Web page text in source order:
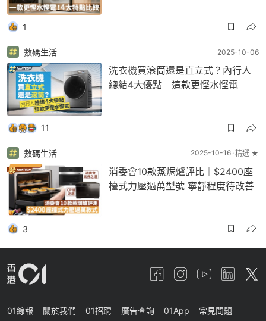
1
數碼生活 2025-10-06
洗衣機買滾筒還是直立式？內行人
總結4大優點 這款更慳水慳電
11
數碼生活 2025-10-16 精選 ★
消委會10款蒸焗爐評比｜$2400座
檯式力壓過萬型號 寧靜程度待改善
3
01線報 關於我們 01招聘 廣告查詢 01App 常見問題